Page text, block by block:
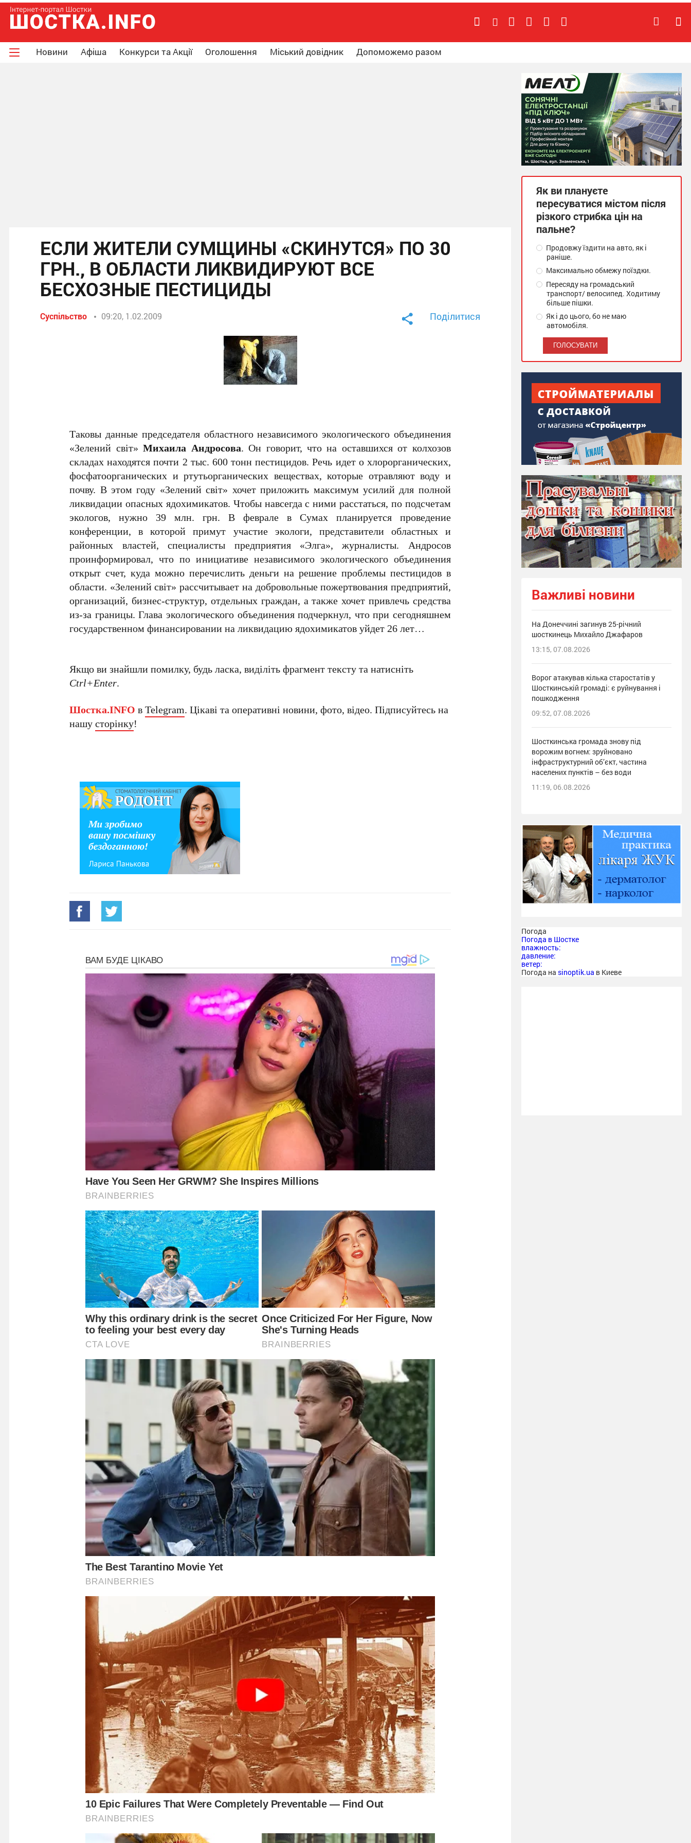
Новини Афіша Конкурси та Акції Оголошення Міський довідник Допоможемо разом
ЕСЛИ ЖИТЕЛИ СУМЩИНЫ «СКИНУТСЯ» ПО 30
ГРН., В ОБЛАСТИ ЛИКВИДИРУЮТ ВСЕ
БЕСХОЗНЫЕ ПЕСТИЦИДЫ
Суспільство 09:20, 1.02.2009 Поділитися
Таковы данные председателя областного независимого экологического объединения
«Зелений світ»Михаила Андросова. Он говорит, что на оставшихся от колхозов
складах находятся почти 2 тыс. 600 тонн пестицидов. Речь идет о хлорорганических,
фосфатоорганических и ртутьорганических веществах, которые отравляют воду и
почву. В этом году «Зелений світ» хочет приложить максимум усилий для полной
ликвидации опасных ядохимикатов. Чтобы навсегда с ними расстаться, по подсчетам
экологов, нужно 39 млн. грн. В феврале в Сумах планируется проведение
конференции, в которой примут участие экологи, представители областных и
районных властей, специалисты предприятия «Элга», журналисты. Андросов
проинформировал, что по инициативе независимого экологического объединения
открыт счет, куда можно перечислить деньги на решение проблемы пестицидов в
области. «Зелений світ» рассчитывает на добровольные пожертвования предприятий,
организаций, бизнес-структур, отдельных граждан, а также хочет привлечь средства
из-за границы. Глава экологического объединения подчеркнул, что при сегодняшнем
государственном финансировании на ликвидацию ядохимикатов уйдет 26 лет…
Якщо ви знайшли помилку, будь ласка, виділіть фрагмент тексту та натисніть
Ctrl+Enter.
Шостка.INFO вTelegram. Цікаві та оперативні новини, фото, відео. Підписуйтесь на
нашусторінку!
Як ви плануєте
пересуватися містом після
різкого стрибка цін на
пальне?
Продовжу їздити на авто, як і
раніше.
Максимально обмежу поїздки.
Пересяду на громадський
транспорт/ велосипед. Ходитиму
більше пішки.
Як і до цього, бо не маю
автомобіля.
Важливі новини
На Донеччині загинув 25-річний
шосткинець Михайло Джафаров
13:15, 07.08.2026
Ворог атакував кілька старостатів у
Шосткинській громаді: є руйнування і
пошкодження
09:52, 07.08.2026
Шосткинська громада знову під
ворожим вогнем: зруйновано
інфраструктурний об’єкт, частина
населених пунктів – без води
11:19, 06.08.2026
Погода
Погода в Шостке
влажность:
давление:
ветер:
Погода на sinoptik.ua в Киеве